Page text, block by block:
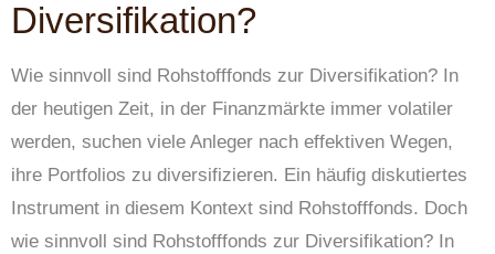
Diversifikation?
Wie sinnvoll sind Rohstofffonds zur Diversifikation? In
der heutigen Zeit, in der Finanzmärkte immer volatiler
werden, suchen viele Anleger nach effektiven Wegen,
ihre Portfolios zu diversifizieren. Ein häufig diskutiertes
Instrument in diesem Kontext sind Rohstofffonds. Doch
wie sinnvoll sind Rohstofffonds zur Diversifikation? In